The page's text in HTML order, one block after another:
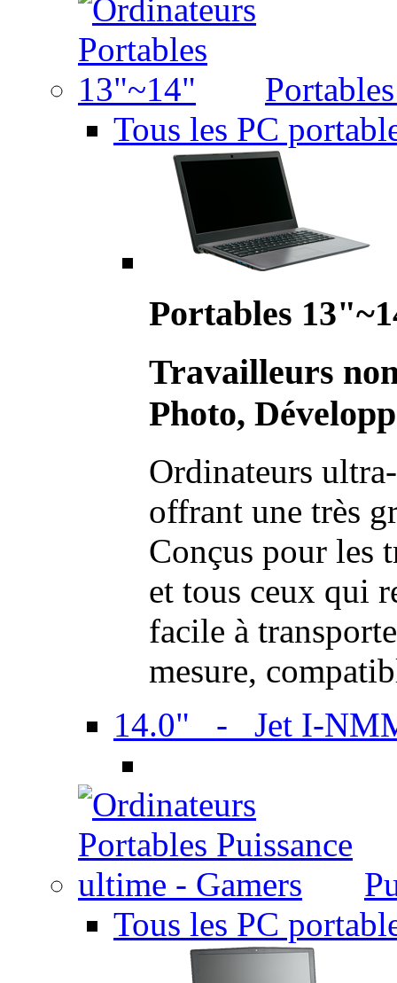
Tous les PC
Portables
Travailleurs
Photo,
Ordinateurs
offrant une très
Conçus pour les
et tous ceux qui
facile à
mesure,
14.0" - Jet I-
Tous les PC